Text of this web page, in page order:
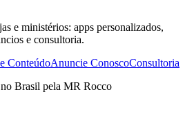
e ministérios: apps personalizados,
e consultoria.
ConteúdoAnuncie ConoscoConsultoria
Brasil pela MR Rocco